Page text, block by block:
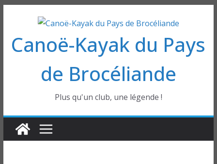
contenu
Canoë-Kayak du Pays
de Brocéliande
Plus qu'un club, une légende !